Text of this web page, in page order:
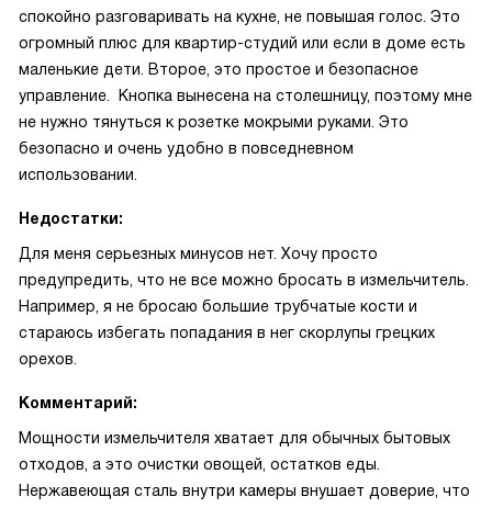
спокойно разговаривать на кухне, не повышая голос. Это
огромный плюс для квартир-студий или если в доме есть
маленькие дети. Второе, это простое и безопасное
управление. Кнопка вынесена на столешницу, поэтому мне
не нужно тянуться к розетке мокрыми руками. Это
безопасно и очень удобно в повседневном
использовании.
Недостатки:
Для меня серьезных минусов нет. Хочу просто
предупредить, что не все можно бросать в измельчитель.
Например, я не бросаю большие трубчатые кости и
стараюсь избегать попадания в нег скорлупы грецких
орехов.
Комментарий:
Мощности измельчителя хватает для обычных бытовых
отходов, а это очистки овощей, остатков еды.
Нержавеющая сталь внутри камеры внушает доверие, что